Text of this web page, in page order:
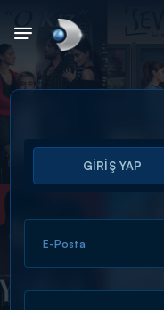
Arama
ARAMA SONUÇLARI
GİRİŞ YAP
E-Posta